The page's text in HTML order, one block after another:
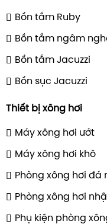
Bồn tắm Ruby
Bồn tắm ngâm
Bồn tắm Jacuzzi
Bồn sục Jacuzzi
Thiết bị xông hơi
Máy xông hơi ướt
Máy xông hơi khô
Phòng xông hơi đá
Phòng xông hơi
Phụ kiện phòng